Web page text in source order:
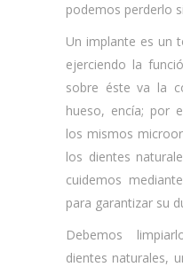
podemos perderlo
Un implante es un
ejerciendo la
sobre éste va la
hueso, encía; por
los mismos
los dientes
cuidemos
para garantizar su
Debemos
dientes naturales,